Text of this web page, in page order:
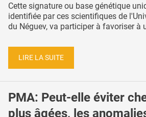
Cette signature ou base génétique
identifiée par ces scientifiques de
du Néguev, va participer à favoriser à
LIRE LA SUITE
PMA: Peut-elle éviter
plus âgées, les